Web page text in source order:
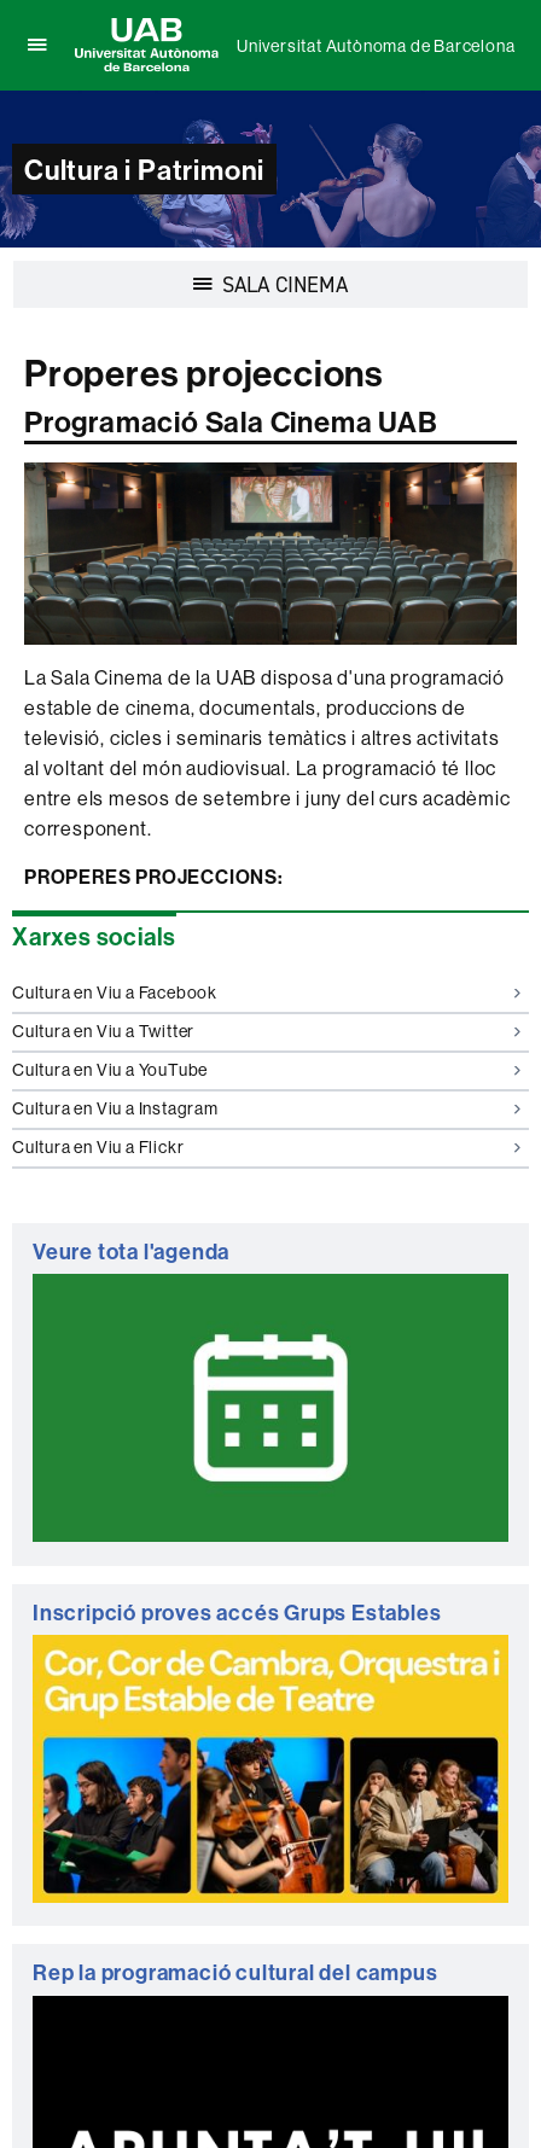
per
el
menú
de
Universitat
de
Barcelona
Universitat Autònoma de Barcelona
Cultura i Patrimoni
SALA CINEMA
Properes projeccions
Programació Sala Cinema UAB
La Sala Cinema de la UAB disposa d'una programació
estable de cinema, documentals, produccions de
televisió, cicles i seminaris temàtics i altres activitats
al voltant del món audiovisual. La programació té lloc
entre els mesos de setembre i juny del curs acadèmic
corresponent.
PROPERES PROJECCIONS:
Informació
Xarxes socials
Cultura en Viu a Facebook
Cultura en Viu a Twitter
Cultura en Viu a YouTube
Cultura en Viu a Instagram
Cultura en Viu a Flickr
Veure tota l'agenda
Inscripció proves accés Grups Estables
Rep la programació cultural del campus